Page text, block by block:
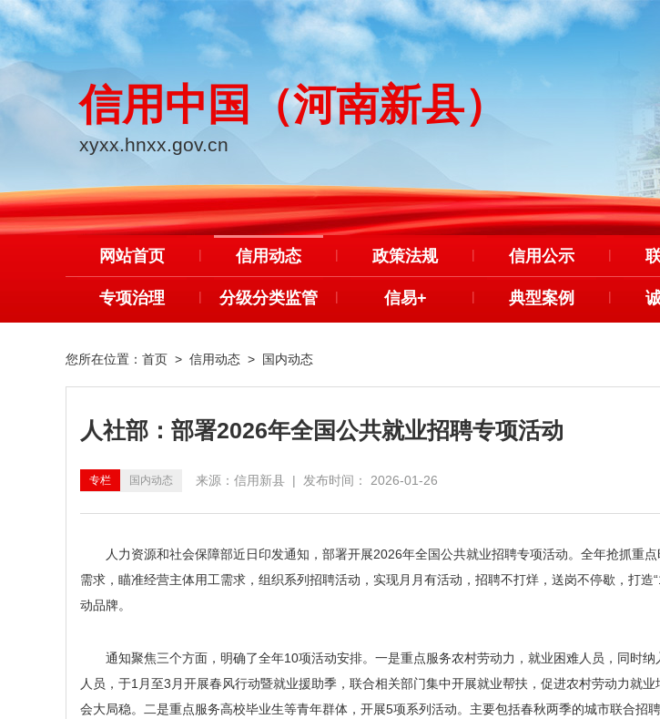
信用中国（河南新县）
xyxx.hnxx.gov.cn
网站首页 | 信用动态 | 政策法规 | 信用公示 |
专项治理 | 分级分类监管 | 信易+ | 典型案例 |
您所在位置： 首页 > 信用动态 > 国内动态
人社部：部署2026年全国公共就业招聘专项活动
专栏 国内动态 来源：信用新县 | 发布时间： 2026-01-26
人力资源和社会保障部近日印发通知，部署开展2026年全国公共就业招聘专项活动。全年抢抓重
需求，瞄准经营主体用工需求，组织系列招聘活动，实现月月有活动，招聘不打烊，送岗不停歇，打造
动品牌。
通知聚焦三个方面，明确了全年10项活动安排。一是重点服务农村劳动力，就业困难人员，同时
人员，于1月至3月开展春风行动暨就业援助季，联合相关部门集中开展就业帮扶，促进农村劳动力就
会大局稳。二是重点服务高校毕业生等青年群体，开展5项系列活动。主要包括春秋两季的城市联合招